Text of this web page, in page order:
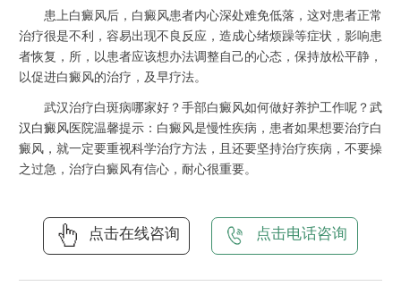
患上白癜风后，白癜风患者内心深处难免低落，这对患者正常
治疗很是不利，容易出现不良反应，造成心绪烦躁等症状，影响患
者恢复，所，以患者应该想办法调整自己的心态，保持放松平静，
以促进白癜风的治疗，及早疗法。
武汉治疗白斑病哪家好？手部白癜风如何做好养护工作呢？ 武
汉白癜风医院温馨提示：白癜风是慢性疾病，患者如果想要治疗白
癜风，就一定要重视科学治疗方法，且还要坚持治疗疾病，不要操
之过急，治疗白癜风有信心，耐心很重要。
点击在线咨询 点击电话咨询